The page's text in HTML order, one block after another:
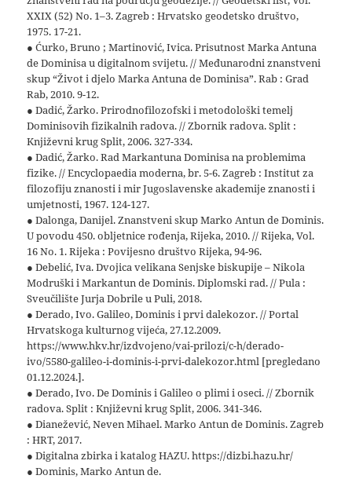
XXIX (52) No. 1–3. Zagreb : Hrvatsko geodetsko društvo,
1975. 17-21.
● Ćurko, Bruno ; Martinović, Ivica. Prisutnost Marka Antuna
de Dominisa u digitalnom svijetu. // Međunarodni znanstveni
skup “Život i djelo Marka Antuna de Dominisa”. Rab : Grad
Rab, 2010. 9-12.
● Dadić, Žarko. Prirodnofilozofski i metodološki temelj
Dominisovih fizikalnih radova. // Zbornik radova. Split :
Književni krug Split, 2006. 327-334.
● Dadić, Žarko. Rad Markantuna Dominisa na problemima
fizike. // Encyclopaedia moderna, br. 5-6. Zagreb : Institut za
filozofiju znanosti i mir Jugoslavenske akademije znanosti i
umjetnosti, 1967. 124-127.
● Dalonga, Danijel. Znanstveni skup Marko Antun de Dominis.
U povodu 450. obljetnice rođenja, Rijeka, 2010. // Rijeka, Vol.
16 No. 1. Rijeka : Povijesno društvo Rijeka, 94-96.
● Debelić, Iva. Dvojica velikana Senjske biskupije – Nikola
Modruški i Markantun de Dominis. Diplomski rad. // Pula :
Sveučilište Jurja Dobrile u Puli, 2018.
● Derado, Ivo. Galileo, Dominis i prvi dalekozor. // Portal
Hrvatskoga kulturnog vijeća, 27.12.2009.
https://www.hkv.hr/izdvojeno/vai-prilozi/c-h/derado-
ivo/5580-galileo-i-dominis-i-prvi-dalekozor.html [pregledano
01.12.2024.].
● Derado, Ivo. De Dominis i Galileo o plimi i oseci. // Zbornik
radova. Split : Književni krug Split, 2006. 341-346.
● Dianežević, Neven Mihael. Marko Antun de Dominis. Zagreb
: HRT, 2017.
● Digitalna zbirka i katalog HAZU. https://dizbi.hazu.hr/
● Dominis, Marko Antun de.